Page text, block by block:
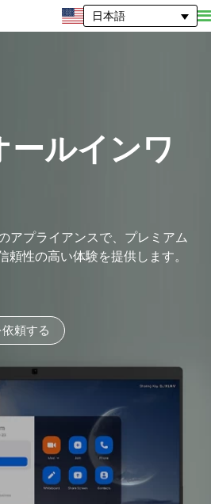
日本語
ールインワ
アプライアンスで、プレミアム
頼性の高い体験を提供します。
頼する